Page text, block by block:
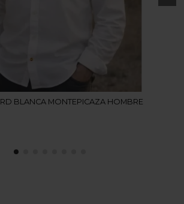
BLANCA MONTEPICAZA HOMBRE